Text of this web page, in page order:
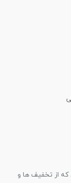
که از تخفیف ها و